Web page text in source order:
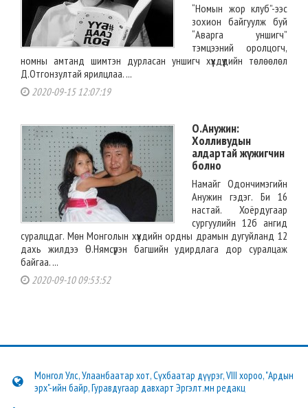
“Номын жор клуб”-ээс
зохион байгуулж буй
“Аварга уншигч”
тэмцээний оролцогч,
номны амтанд шимтэн дурласан уншигч хүүхдүүдийн төлөөлөл
Д.Отгонзултай ярилцлаа. ...
2020-09-15 12:07:19
О.Анужин:
Холливудын
алдартай жүжигчин
болно
Намайг Одончимэгийн
Анужин гэдэг. Би 16
настай. Хоёрдугаар
сургуулийн 12б ангид
суралцдаг. Мөн Монголын хүүхдийн ордны драмын дугуйланд 12
дахь жилдээ Ө.Нямсүрэн багшийн удирдлага дор суралцаж
байгаа. ...
2020-09-10 09:53:52
Монгол Улс, Улаанбаатар хот, Сүхбаатар дүүрэг, VIII хороо, "Ардын
эрх"-ийн байр, Гуравдугаар давхарт Эргэлт.мн редакц